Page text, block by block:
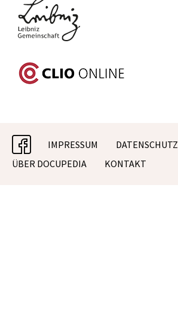
facebookIMPRESSUM
DATENSCHUTZ
ÜBER DOCUPEDIA
KONTAKT